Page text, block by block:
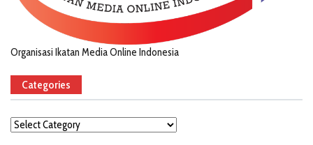
Organisasi Ikatan Media Online Indonesia
Categories
Categories